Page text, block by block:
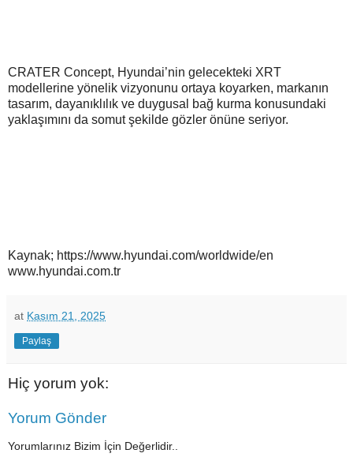
CRATER Concept, Hyundai’nin gelecekteki XRT
modellerine yönelik vizyonunu ortaya koyarken, markanın
tasarım, dayanıklılık ve duygusal bağ kurma konusundaki
yaklaşımını da somut şekilde gözler önüne seriyor.
Kaynak; https://www.hyundai.com/worldwide/en
www.hyundai.com.tr
at Kasım 21, 2025
Paylaş
Hiç yorum yok:
Yorum Gönder
Yorumlarınız Bizim İçin Değerlidir..